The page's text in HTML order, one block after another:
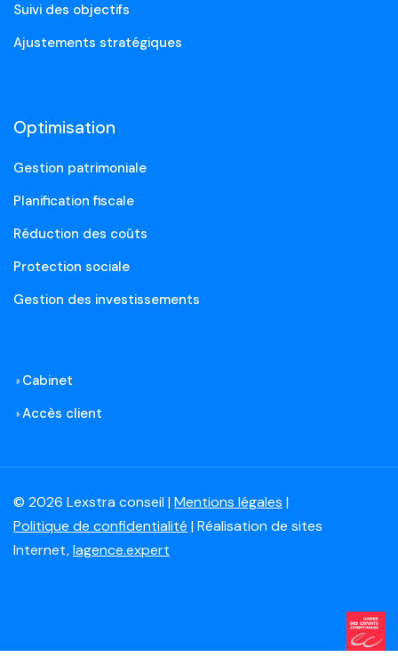
Suivi des objectifs
Ajustements stratégiques
Optimisation
Gestion patrimoniale
Planification fiscale
Réduction des coûts
Protection sociale
Gestion des investissements
Cabinet
Accès client
© 2026 Lexstra conseil |Mentions légales |
Politique de confidentialité | Réalisation de sites
Internet,lagence.expert